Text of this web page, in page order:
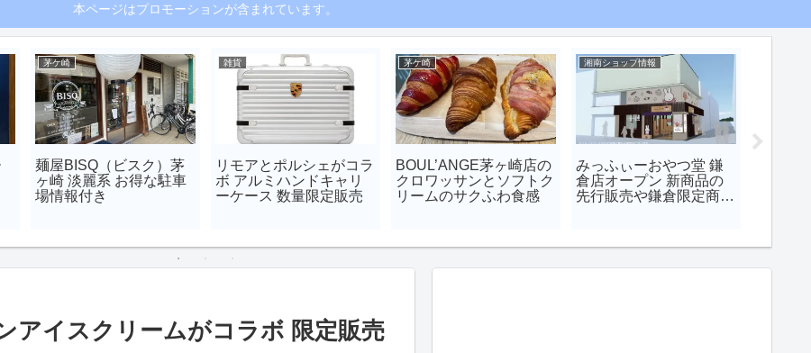
本ページはプロモーションが含まれています。
茅ケ崎
麺屋BISQ（ビスク）茅
ヶ崎 淡麗系 お得な駐車
場情報付き
雑貨
リモアとポルシェがコラ
ボ アルミハンドキャリ
ーケース 数量限定販売
茅ケ崎
BOUL’ANGE茅ヶ崎店の
クロワッサンとソフトク
リームのサクふわ食感
湘南ショップ情報
みっふぃーおやつ堂 鎌
倉店オープン 新商品の
先行販売や鎌倉限定商品
アイスクリームがコラボ 限定販売